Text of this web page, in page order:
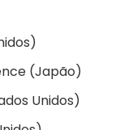
(Japão)
Unidos)